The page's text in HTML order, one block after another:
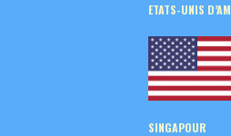
ETATS-UNIS
SINGAPOUR